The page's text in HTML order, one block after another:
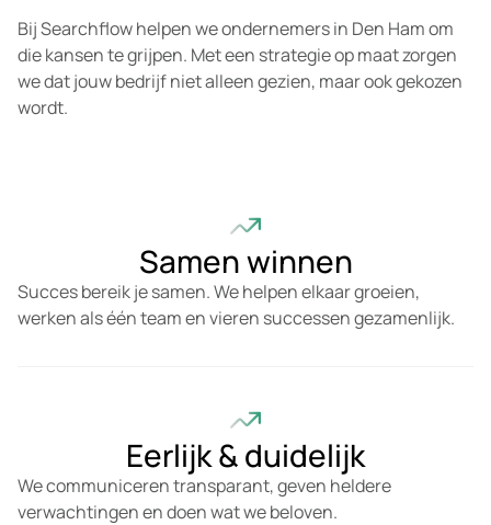
Bij Searchflow helpen we ondernemers in Den Ham om
die kansen te grijpen. Met een strategie op maat zorgen
we dat jouw bedrijf niet alleen gezien, maar ook gekozen
wordt.
Samen winnen
Succes bereik je samen. We helpen elkaar groeien,
werken als één team en vieren successen gezamenlijk.
Eerlijk & duidelijk
We communiceren transparant, geven heldere
verwachtingen en doen wat we beloven.